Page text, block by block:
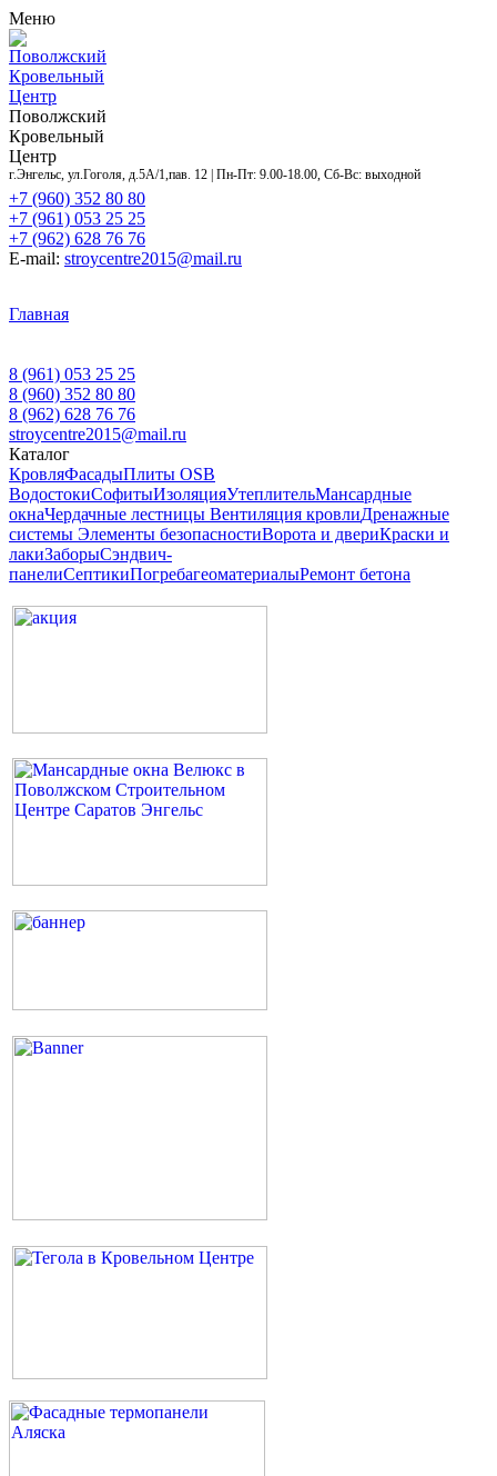
Меню
Поволжский
Кровельный
Центр
Поволжский
Кровельный
Центр
г.Энгельс, ул.Гоголя, д.5А/1,пав. 12 | Пн-Пт: 9.00-18.00, Сб-Вс: выходной
+7 (960) 352 80 80
+7 (961) 053 25 25
+7 (962) 628 76 76
E-mail: stroycentre2015@mail.ru
Главная
8 (961) 053 25 25
8 (960) 352 80 80
8 (962) 628 76 76
stroycentre2015@mail.ru
Каталог
КровляФасадыПлиты OSB
ВодостокиСофитыИзоляцияУтеплительМансардные
окнаЧердачные лестницы Вентиляция кровлиДренажные
системы Элементы безопасностиВорота и двериКраски и
лакиЗаборыСэндвич-
панелиСептикиПогребагеоматериалыРемонт бетона